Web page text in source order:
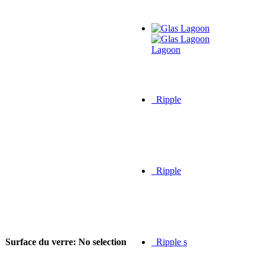
Surface du verre: No selection
Lagoon
Ripple
Ripple
Ripple s